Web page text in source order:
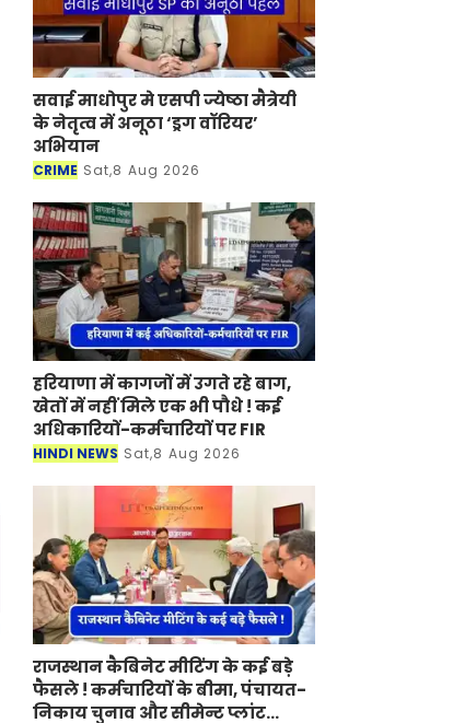
सवाई माधोपुर मे एसपी ज्येष्ठा मैत्रेयी
के नेतृत्व में अनूठा ‘ड्रग वॉरियर’
अभियान
CRIME Sat,8 Aug 2026
हरियाणा में कागजों में उगते रहे बाग,
खेतों में नहीं मिले एक भी पौधे ! कई
अधिकारियों-कर्मचारियों पर FIR
HINDI NEWS Sat,8 Aug 2026
राजस्थान कैबिनेट मीटिंग के कई बड़े
फैसले ! कर्मचारियों के बीमा, पंचायत-
निकाय चुनाव और सीमेन्ट प्लांट